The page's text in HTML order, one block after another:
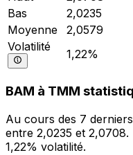
Bas
2,0235
Moyenne
2,0579
Volatilité
1,22%
BAM à TMM
Au cours des 7
entre 2,0235 et
1,22% volatilité.